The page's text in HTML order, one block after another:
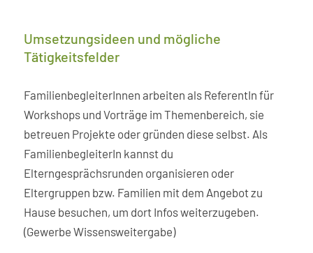
Umsetzungsideen und mögliche
Tätigkeitsfelder
FamilienbegleiterInnen arbeiten als ReferentIn für
Workshops und Vorträge im Themenbereich, sie
betreuen Projekte oder gründen diese selbst. Als
FamilienbegleiterIn kannst du
Elterngesprächsrunden organisieren oder
Eltergruppen bzw. Familien mit dem Angebot zu
Hause besuchen, um dort Infos weiterzugeben.
(Gewerbe Wissensweitergabe)